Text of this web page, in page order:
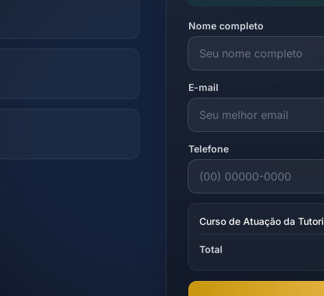
Nome completo
E-mail
Telefone
Curso de Atuação da
Total